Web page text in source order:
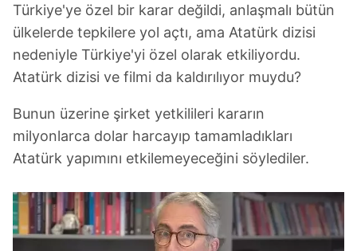
ilgili mevzuata uygun olarak kullanılan çerezlerle ilgili bilgi
almak için lütfentıklayınız .
Türkiye'ye özel bir karar değildi, anlaşmalı bütün
ülkelerde tepkilere yol açtı, ama Atatürk dizisi
nedeniyle Türkiye'yi özel olarak etkiliyordu.
Atatürk dizisi ve filmi da kaldırılıyor muydu?
Bunun üzerine şirket yetkilileri kararın
milyonlarca dolar harcayıp tamamladıkları
Atatürk yapımını etkilemeyeceğini söylediler.